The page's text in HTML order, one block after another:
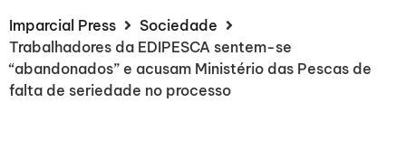
Imparcial Press
Sociedade
Trabalhadores da EDIPESCA sentem-se
“abandonados” e acusam Ministério das Pescas de
falta de seriedade no processo